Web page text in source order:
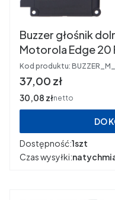
Buzzer głośnik
Motorola Edge 20
Kod produktu:
Cena
37,00 zł
Cena
30,08 złnetto
DO
Dostępność:1szt
Czas wysyłki: